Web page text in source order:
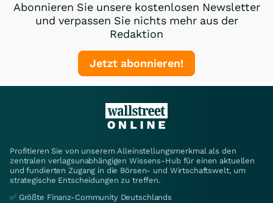
Abonnieren Sie unsere kostenlosen Newsletter
und verpassen Sie nichts mehr aus der
Redaktion
Jetzt abonnieren!
Profitieren Sie von unserem Alleinstellungsmerkmal als den
zentralen verlagsunabhängigen Wissens-Hub für einen aktuellen
und fundierten Zugang in die Börsen- und Wirtschaftswelt, um
strategische Entscheidungen zu treffen.
✅ Größte Finanz-Community Deutschlands